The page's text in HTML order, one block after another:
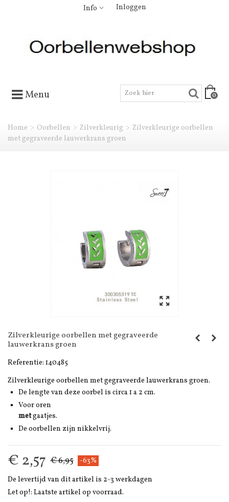
Info Inloggen
Menu 0
Home > Oorbellen > Zilverkleurig > Zilverkleurige oorbellen
met gegraveerde lauwerkrans groen
Zilverkleurige oorbellen met gegraveerde
lauwerkrans groen
Referentie: 140485
Zilverkleurige oorbellen met gegraveerde lauwerkrans groen.
De lengte van deze oorbel is circa 1 a 2 cm.
Voor oren
metgaatjes.
De oorbellen zijn nikkelvrij.
€ 2,57 € 6,95
-63%
De levertijd van dit artikel is 2-3 werkdagen
Let op!: Laatste artikel op voorraad.